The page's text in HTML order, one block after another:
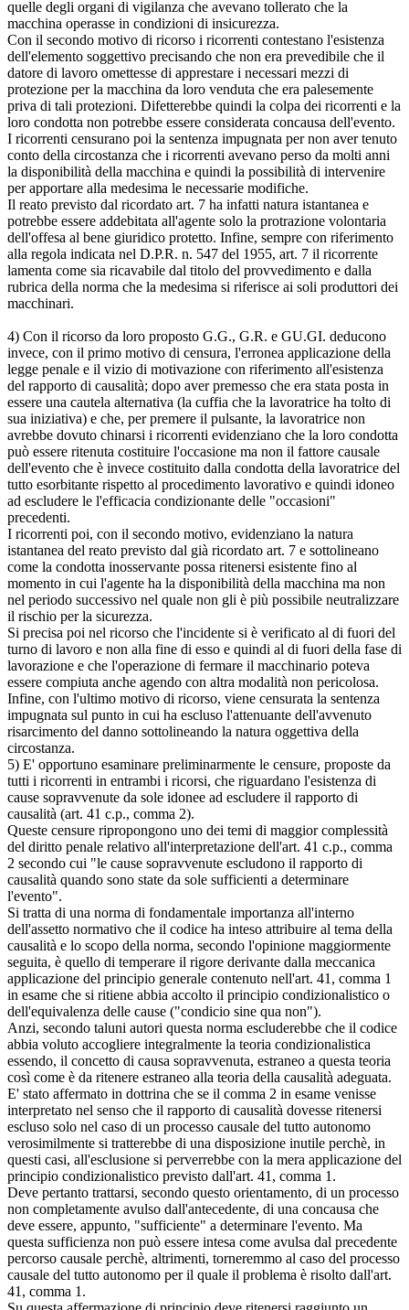
quelle degli organi di vigilanza che avevano tollerato che la
macchina operasse in condizioni di insicurezza.
Con il secondo motivo di ricorso i ricorrenti contestano l'esistenza
dell'elemento soggettivo precisando che non era prevedibile che il
datore di lavoro omettesse di apprestare i necessari mezzi di
protezione per la macchina da loro venduta che era palesemente
priva di tali protezioni. Difetterebbe quindi la colpa dei ricorrenti e la
loro condotta non potrebbe essere considerata concausa dell'evento.
I ricorrenti censurano poi la sentenza impugnata per non aver tenuto
conto della circostanza che i ricorrenti avevano perso da molti anni
la disponibilità della macchina e quindi la possibilità di intervenire
per apportare alla medesima le necessarie modifiche.
Il reato previsto dal ricordato art. 7 ha infatti natura istantanea e
potrebbe essere addebitata all'agente solo la protrazione volontaria
dell'offesa al bene giuridico protetto. Infine, sempre con riferimento
alla regola indicata nel D.P.R. n. 547 del 1955, art. 7 il ricorrente
lamenta come sia ricavabile dal titolo del provvedimento e dalla
rubrica della norma che la medesima si riferisce ai soli produttori dei
macchinari.
4) Con il ricorso da loro proposto G.G., G.R. e GU.GI. deducono
invece, con il primo motivo di censura, l'erronea applicazione della
legge penale e il vizio di motivazione con riferimento all'esistenza
del rapporto di causalità; dopo aver premesso che era stata posta in
essere una cautela alternativa (la cuffia che la lavoratrice ha tolto di
sua iniziativa) e che, per premere il pulsante, la lavoratrice non
avrebbe dovuto chinarsi i ricorrenti evidenziano che la loro condotta
può essere ritenuta costituire l'occasione ma non il fattore causale
dell'evento che è invece costituito dalla condotta della lavoratrice del
tutto esorbitante rispetto al procedimento lavorativo e quindi idoneo
ad escludere le l'efficacia condizionante delle "occasioni"
precedenti.
I ricorrenti poi, con il secondo motivo, evidenziano la natura
istantanea del reato previsto dal già ricordato art. 7 e sottolineano
come la condotta inosservante possa ritenersi esistente fino al
momento in cui l'agente ha la disponibilità della macchina ma non
nel periodo successivo nel quale non gli è più possibile neutralizzare
il rischio per la sicurezza.
Si precisa poi nel ricorso che l'incidente si è verificato al di fuori del
turno di lavoro e non alla fine di esso e quindi al di fuori della fase di
lavorazione e che l'operazione di fermare il macchinario poteva
essere compiuta anche agendo con altra modalità non pericolosa.
Infine, con l'ultimo motivo di ricorso, viene censurata la sentenza
impugnata sul punto in cui ha escluso l'attenuante dell'avvenuto
risarcimento del danno sottolineando la natura oggettiva della
circostanza.
5) E' opportuno esaminare preliminarmente le censure, proposte da
tutti i ricorrenti in entrambi i ricorsi, che riguardano l'esistenza di
cause sopravvenute da sole idonee ad escludere il rapporto di
causalità (art. 41 c.p., comma 2).
Queste censure ripropongono uno dei temi di maggior complessità
del diritto penale relativo all'interpretazione dell'art. 41 c.p., comma
2 secondo cui "le cause sopravvenute escludono il rapporto di
causalità quando sono state da sole sufficienti a determinare
l'evento".
Si tratta di una norma di fondamentale importanza all'interno
dell'assetto normativo che il codice ha inteso attribuire al tema della
causalità e lo scopo della norma, secondo l'opinione maggiormente
seguita, è quello di temperare il rigore derivante dalla meccanica
applicazione del principio generale contenuto nell'art. 41, comma 1
in esame che si ritiene abbia accolto il principio condizionalistico o
dell'equivalenza delle cause ("condicio sine qua non").
Anzi, secondo taluni autori questa norma escluderebbe che il codice
abbia voluto accogliere integralmente la teoria condizionalistica
essendo, il concetto di causa sopravvenuta, estraneo a questa teoria
così come è da ritenere estraneo alla teoria della causalità adeguata.
E' stato affermato in dottrina che se il comma 2 in esame venisse
interpretato nel senso che il rapporto di causalità dovesse ritenersi
escluso solo nel caso di un processo causale del tutto autonomo
verosimilmente si tratterebbe di una disposizione inutile perchè, in
questi casi, all'esclusione si perverrebbe con la mera applicazione del
principio condizionalistico previsto dall'art. 41, comma 1.
Deve pertanto trattarsi, secondo questo orientamento, di un processo
non completamente avulso dall'antecedente, di una concausa che
deve essere, appunto, "sufficiente" a determinare l'evento. Ma
questa sufficienza non può essere intesa come avulsa dal precedente
percorso causale perchè, altrimenti, torneremmo al caso del processo
causale del tutto autonomo per il quale il problema è risolto dall'art.
41, comma 1.